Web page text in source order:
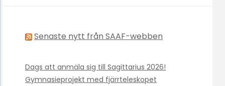
Senaste nytt från SAAF-webben
Dags att anmäla sig till Sagittarius 2026!
Gymnasieprojekt med fjärrteleskopet